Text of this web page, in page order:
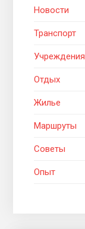
Новости
Транспорт
Учреждения
Отдых
Жилье
Маршруты
Советы
Опыт